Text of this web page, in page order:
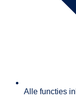
Alle functies